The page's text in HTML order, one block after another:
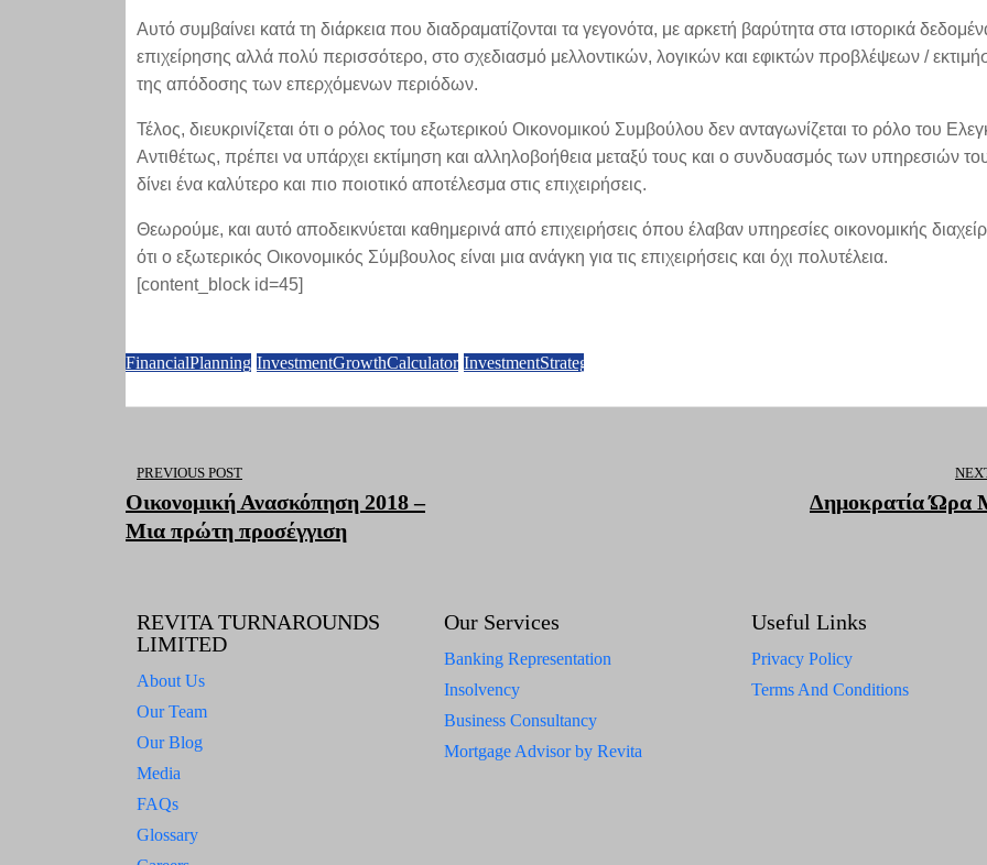
Αυτό συμβαίνει κατά τη διάρκεια που διαδραματίζονται τα γεγονότα, με αρκετή βαρύτητα στα ιστορικά
επιχείρησης αλλά πολύ περισσότερο, στο σχεδιασμό μελλοντικών, λογικών και εφικτών προβλέψεων /
της απόδοσης των επερχόμενων περιόδων.
Τέλος, διευκρινίζεται ότι ο ρόλος του εξωτερικού Οικονομικού Συμβούλου δεν ανταγωνίζεται το ρόλο του
Αντιθέτως, πρέπει να υπάρχει εκτίμηση και αλληλοβοήθεια μεταξύ τους και ο συνδυασμός των υπηρεσιών
δίνει ένα καλύτερο και πιο ποιοτικό αποτέλεσμα στις επιχειρήσεις.
Θεωρούμε, και αυτό αποδεικνύεται καθημερινά από επιχειρήσεις όπου έλαβαν υπηρεσίες οικονομικής
ότι ο εξωτερικός Οικονομικός Σύμβουλος είναι μια ανάγκη για τις επιχειρήσεις και όχι πολυτέλεια.
[content_block id=45]
FinancialPlanning InvestmentGrowthCalculator InvestmentStrategy
PREVIOUS POST
Οικονομική Ανασκόπηση 2018 –
Μια πρώτη προσέγγιση
Δημοκρατία Ώρα
REVITA TURNAROUNDS
LIMITED
About Us
Our Team
Our Blog
Media
FAQs
Glossary
Our Services
Banking Representation
Insolvency
Business Consultancy
Mortgage Advisor by Revita
Useful Links
Privacy Policy
Terms And Conditions